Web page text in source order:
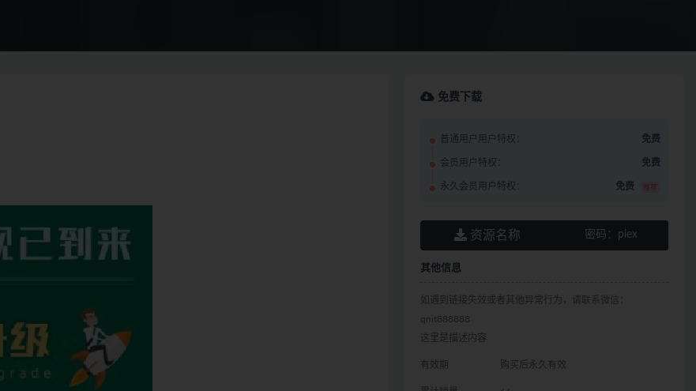
免费下载
普通用户用户特权： 免费
会员用户特权： 免费
永久会员用户特权： 免费 推荐
资源名称 密码： piex
其他信息
如遇到链接失效或者其他异常行为，请联系微信：
qnit888888
这里是描述内容
有效期 购买后永久有效